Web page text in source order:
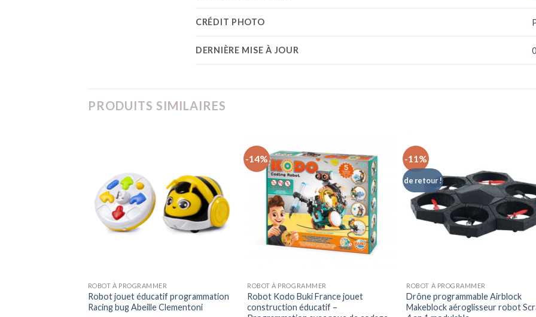
CRÉDIT PHOTO
DERNIÈRE MISE À JOUR
PRODUITS SIMILAIRES
ROBOT À PROGRAMMER
Robot jouet éducatif programmation
Racing bug Abeille Clementoni
-14%
ROBOT À PROGRAMMER
Robot Kodo Buki France jouet
construction éducatif –
-11%
de retour !
ROBOT À PROGRAMMER
Drône programmable Airblock
Makeblock aéroglisseur robot